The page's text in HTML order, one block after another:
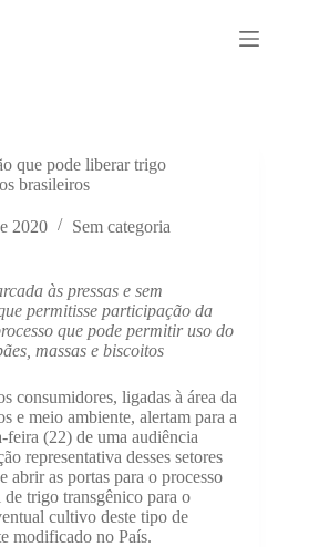
que pode liberar trigo
brasileiros
2020 Sem categoria
às pressas e sem
permitisse participação da
que pode permitir uso do
massas e biscoitos
consumidores, ligadas à área da
e meio ambiente, alertam para a
feira (22) de uma audiência
representativa desses setores
abrir as portas para o processo
trigo transgênico para o
cultivo deste tipo de
modificado no País.